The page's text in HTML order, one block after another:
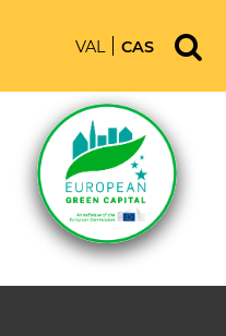
VAL CAS